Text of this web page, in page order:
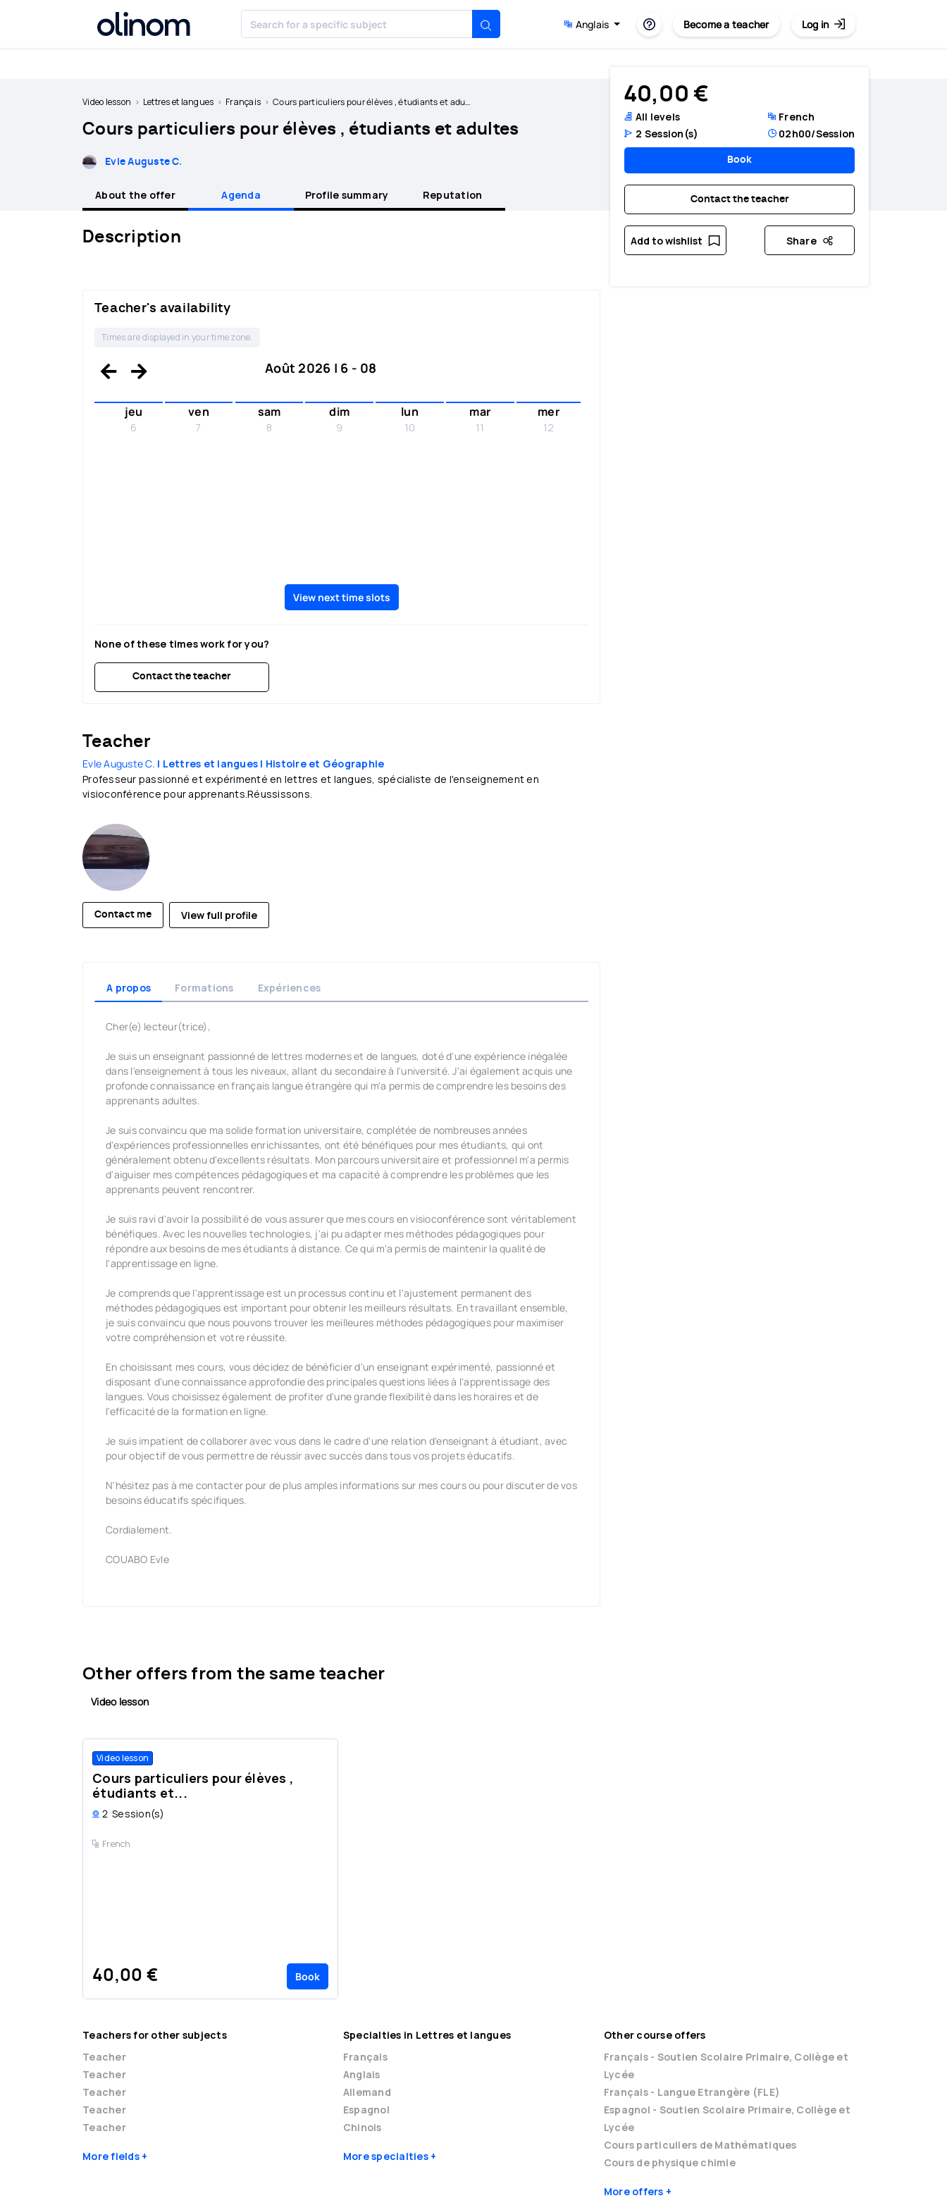
Anglais Become a teacher Log in
Video lesson Lettres et langues Français Cours particuliers pour élèves , étudiants et adultes
Cours particuliers pour élèves , étudiants et adultes
Evle Auguste C.
40,00 €
All levels
2 Session(s)
French
02h00/Session
Book
Contact the teacher
Add to wishlist Share
About the offer Agenda Profile summary Reputation
Description
Teacher's availability
Times are displayed in your time zone.
Août 2026 | 6 - 08
jeu
6
ven
7
sam
8
dim
9
lun
10
mar
11
mer
12
View next time slots
None of these times work for you?
Contact the teacher
Teacher
Evle Auguste C. | Lettres et langues | Histoire et Géographie
Professeur passionné et expérimenté en lettres et langues, spécialiste de l'enseignement en
visioconférence pour apprenants.Réussissons.
Contact me View full profile
A propos Formations Expériences
Cher(e) lecteur(trice),
Je suis un enseignant passionné de lettres modernes et de langues, doté d'une expérience inégalée
dans l'enseignement à tous les niveaux, allant du secondaire à l'université. J'ai également acquis une
profonde connaissance en français langue étrangère qui m'a permis de comprendre les besoins des
apprenants adultes.
Je suis convaincu que ma solide formation universitaire, complétée de nombreuses années
d'expériences professionnelles enrichissantes, ont été bénéfiques pour mes étudiants, qui ont
généralement obtenu d'excellents résultats. Mon parcours universitaire et professionnel m'a permis
d'aiguiser mes compétences pédagogiques et ma capacité à comprendre les problèmes que les
apprenants peuvent rencontrer.
Je suis ravi d'avoir la possibilité de vous assurer que mes cours en visioconférence sont véritablement
bénéfiques. Avec les nouvelles technologies, j'ai pu adapter mes méthodes pédagogiques pour
répondre aux besoins de mes étudiants à distance. Ce qui m'a permis de maintenir la qualité de
l'apprentissage en ligne.
Je comprends que l'apprentissage est un processus continu et l'ajustement permanent des
méthodes pédagogiques est important pour obtenir les meilleurs résultats. En travaillant ensemble,
je suis convaincu que nous pouvons trouver les meilleures méthodes pédagogiques pour maximiser
votre compréhension et votre réussite.
En choisissant mes cours, vous décidez de bénéficier d'un enseignant expérimenté, passionné et
disposant d'une connaissance approfondie des principales questions liées à l'apprentissage des
langues. Vous choisissez également de profiter d'une grande flexibilité dans les horaires et de
l'efficacité de la formation en ligne.
Je suis impatient de collaborer avec vous dans le cadre d'une relation d'enseignant à étudiant, avec
pour objectif de vous permettre de réussir avec succès dans tous vos projets éducatifs.
N'hésitez pas à me contacter pour de plus amples informations sur mes cours ou pour discuter de vos
besoins éducatifs spécifiques.
Cordialement.
COUABO Evle
Other offers from the same teacher
Video lesson
Video lesson
Cours particuliers pour élèves ,
étudiants et...
2 Session(s)
French
40,00 € Book
Teachers for other subjects
Teacher
Teacher
Teacher
Teacher
Teacher
More fields
Specialties in Lettres et langues
Français
Anglais
Allemand
Espagnol
Chinois
More specialties
Other course offers
Français - Soutien Scolaire Primaire, Collège et
Lycée
Français - Langue Etrangère (FLE)
Espagnol - Soutien Scolaire Primaire, Collège et
Lycée
Cours particuliers de Mathématiques
Cours de physique chimie
More offers
Cookies management panel